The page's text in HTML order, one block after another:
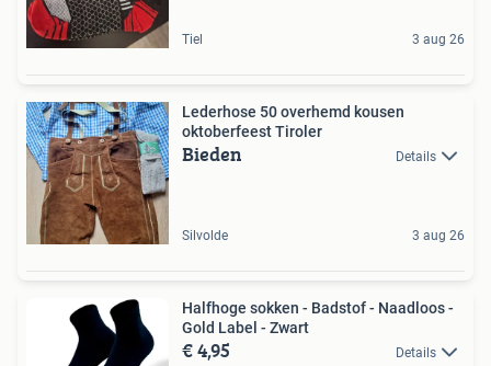
Tiel 3 aug 26
Lederhose 50 overhemd kousen
oktoberfeest Tiroler
Bieden Details
Silvolde 3 aug 26
Halfhoge sokken - Badstof - Naadloos -
Gold Label - Zwart
€ 4,95 Details